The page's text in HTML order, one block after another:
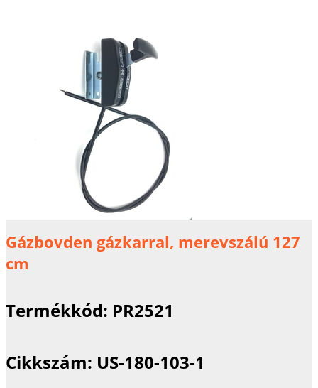
Gázbovden gázkarral, merevszálú 127
cm
Termékkód: PR2521
Cikkszám: US-180-103-1